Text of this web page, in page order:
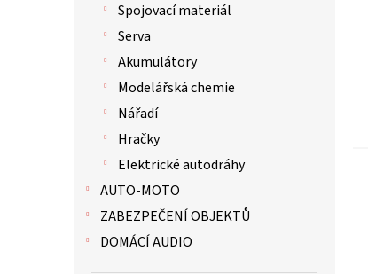
Spojovací materiál
Serva
Akumulátory
Modelářská chemie
Nářadí
Hračky
Elektrické autodráhy
AUTO-MOTO
ZABEZPEČENÍ OBJEKTŮ
DOMÁCÍ AUDIO